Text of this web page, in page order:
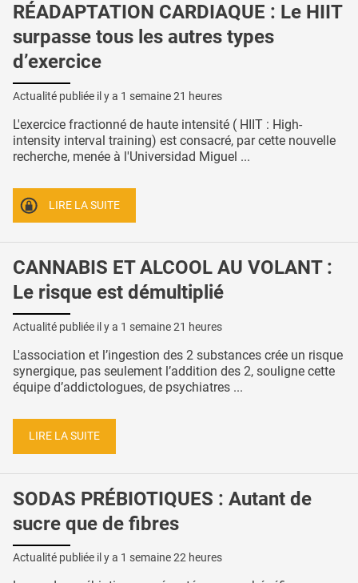
RÉADAPTATION CARDIAQUE : Le HIIT
surpasse tous les autres types
d’exercice
Actualité publiée il y a 1 semaine 21 heures
L'exercice fractionné de haute intensité ( HIIT : High-
intensity interval training) est consacré, par cette nouvelle
recherche, menée à l'Universidad Miguel ...
LIRE LA SUITE
CANNABIS ET ALCOOL AU VOLANT :
Le risque est démultiplié
Actualité publiée il y a 1 semaine 21 heures
L'association et l’ingestion des 2 substances crée un risque
synergique, pas seulement l’addition des 2, souligne cette
équipe d’addictologues, de psychiatres ...
LIRE LA SUITE
SODAS PRÉBIOTIQUES : Autant de
sucre que de fibres
Actualité publiée il y a 1 semaine 22 heures